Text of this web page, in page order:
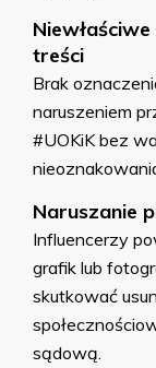
treści
Brak
naruszeniem
#UOKiK bez
Naruszanie
Influencerzy
grafik lub
skutkować
sądową.